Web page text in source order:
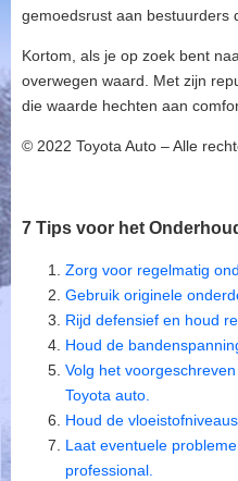
gemoedsrust aan bestuurders
Kortom, als je op zoek bent
overwegen waard. Met zijn
die waarde hechten aan
© 2022 Toyota Auto – Alle
7 Tips voor het
Zorg voor regelmatig
Gebruik originele
Rijd defensief en houd
Houd de
Volg het
Toyota auto.
Houd de
Laat eventuele
professional.